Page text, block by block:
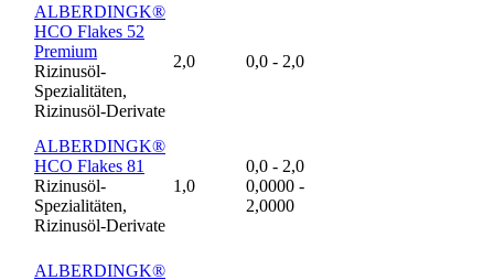
ALBERDINGK®
HCO Flakes 52
Premium
Rizinusöl-
Spezialitäten,
Rizinusöl-Derivate
2,0 0,0 - 2,0
ALBERDINGK®
HCO Flakes 81
Rizinusöl-
Spezialitäten,
Rizinusöl-Derivate
1,0
0,0 - 2,0
0,0000 -
2,0000
ALBERDINGK®